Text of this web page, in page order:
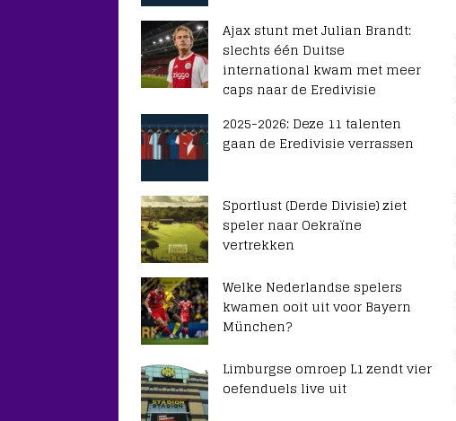
Ajax stunt met Julian Brandt:
slechts één Duitse
international kwam met meer
caps naar de Eredivisie
2025-2026: Deze 11 talenten
gaan de Eredivisie verrassen
Sportlust (Derde Divisie) ziet
speler naar Oekraïne
vertrekken
Welke Nederlandse spelers
kwamen ooit uit voor Bayern
München?
Limburgse omroep L1 zendt vier
oefenduels live uit